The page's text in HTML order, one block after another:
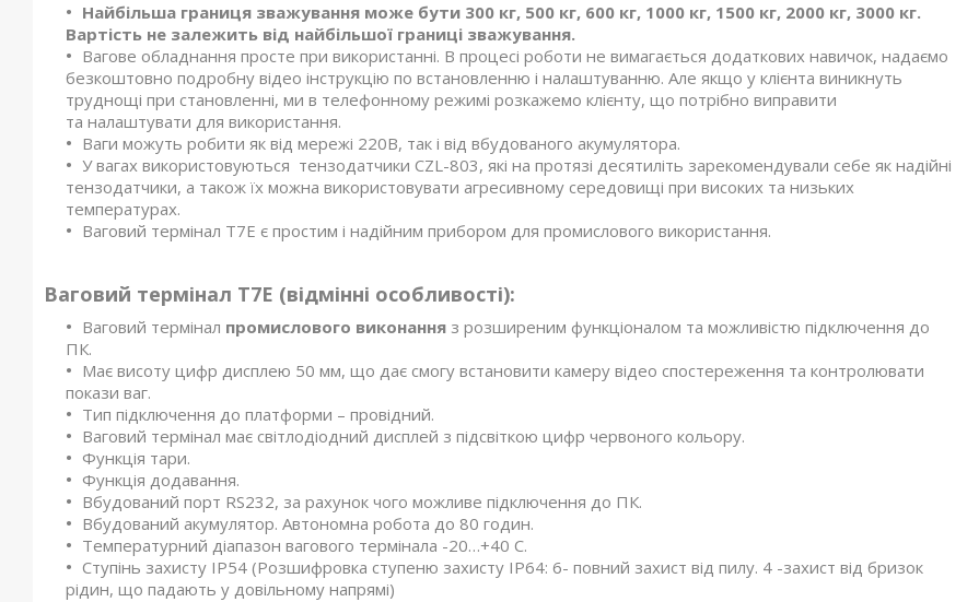
Найбільша границя зважування може бути 300 кг, 500 кг, 600 кг, 1000 кг, 1500 кг, 2000 кг, 3000 кг.
Вартість не залежить від найбільшої границі зважування.
Вагове обладнання просте при використанні. В процесі роботи не вимагається додаткових навичок, надаємо
безкоштовно подробну відео інструкцію по встановленню і налаштуванню. Але якщо у клієнта виникнуть
труднощі при становленні, ми в телефонному режимі розкажемо клієнту, що потрібно виправити
та налаштувати для використання.
Ваги можуть робити як від мережі 220В, так і від вбудованого акумулятора.
У вагах використовуються тензодатчики CZL-803, які на протязі десятиліть зарекомендували себе як надійні
тензодатчики, а також їх можна використовувати агресивному середовищі при високих та низьких
температурах.
Ваговий термінал T7E є простим і надійним прибором для промислового використання.
Ваговий термінал T7E (відмінні особливості):
Ваговий термінал промислового виконання з розширеним функціоналом та можливістю підключення до
ПК.
Має висоту цифр дисплею 50 мм, що дає смогу встановити камеру відео спостереження та контролювати
покази ваг.
Тип підключення до платформи – провідний.
Ваговий термінал має світлодіодний дисплей з підсвіткою цифр червоного кольору.
Функція тари.
Функція додавання.
Вбудований порт RS232, за рахунок чого можливе підключення до ПК.
Вбудований акумулятор. Автономна робота до 80 годин.
Температурний діапазон вагового термінала -20…+40 С.
Ступінь захисту IP54 (Розшифровка ступеню захисту IP64: 6- повний захист від пилу. 4 -захист від бризок
рідин, що падають у довільному напрямі)